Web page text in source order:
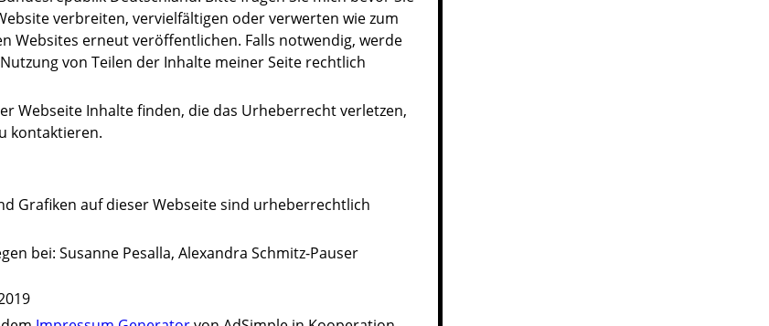
verbreiten, vervielfältigen oder verwerten wie zum
Websites erneut veröffentlichen. Falls notwendig, werde
von Teilen der Inhalte meiner Seite rechtlich
Webseite Inhalte finden, die das Urheberrecht verletzen,
kontaktieren.
Grafiken auf dieser Webseite sind urheberrechtlich
bei: Susanne Pesalla, Alexandra Schmitz-Pauser